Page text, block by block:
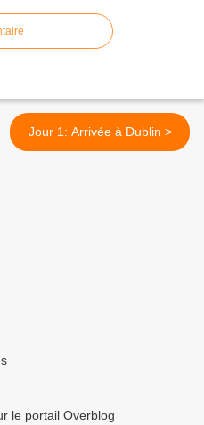
Jour 1: Arrivée à Dublin >
le portail Overblog